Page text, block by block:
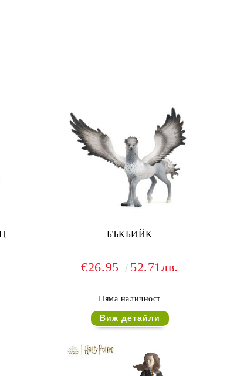
БЪКБИЙК
€26.95 52.71лв.
Няма наличност
Виж детайли